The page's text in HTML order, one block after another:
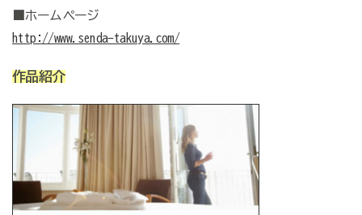
■ホームページ
http://www.senda-takuya.com/
作品紹介